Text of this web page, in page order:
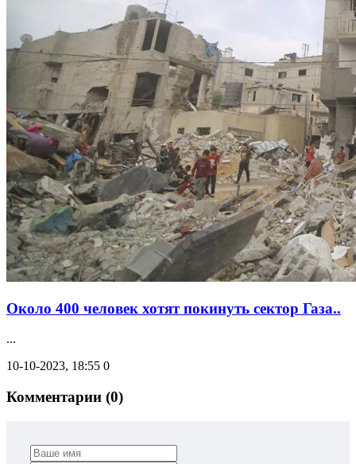
Около 400 человек хотят покинуть сектор Газа..
...
10-10-2023, 18:55 0
Комментарии (0)